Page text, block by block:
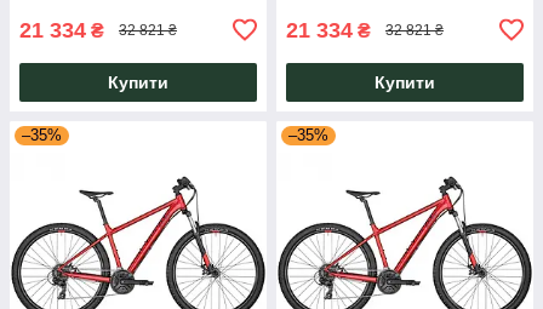
21 334 ₴ 32 821 ₴
Купити
21 334 ₴ 32 821 ₴
Купити
–35% –35%